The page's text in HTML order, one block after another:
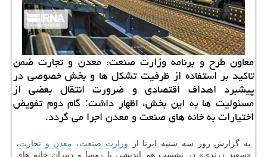
معاون طرح و برنامه وزارت صنعت، معدن و تجارت ضمن
تاکید بر استفاده از ظرفیت تشکل ها و بخش خصوصی در
پیشبرد اهداف اقتصادی و ضرورت انتقال بعضی از
مسئولیت ها به این بخش، اظهار داشت: گام دوم تفویض
اختیارات به خانه های صنعت و معدن اجرا می گردد.
به گزارش روز سه شنبه ایرنا از وزارت صنعت، معدن و تجارت،
«سعید زرندی» در نشست هم اندیشی با روسا و دبیران خانه های